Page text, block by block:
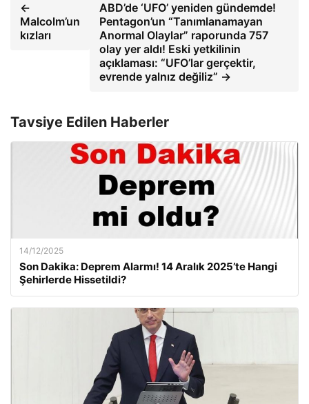
←
Malcolm’un
kızları
ABD’de ‘UFO’ yeniden gündemde!
Pentagon’un “Tanımlanamayan
Anormal Olaylar” raporunda 757
olay yer aldı! Eski yetkilinin
açıklaması: “UFO’lar gerçektir,
evrende yalnız değiliz” →
Tavsiye Edilen Haberler
14/12/2025
Son Dakika: Deprem Alarmı! 14 Aralık 2025’te Hangi
Şehirlerde Hissetildi?